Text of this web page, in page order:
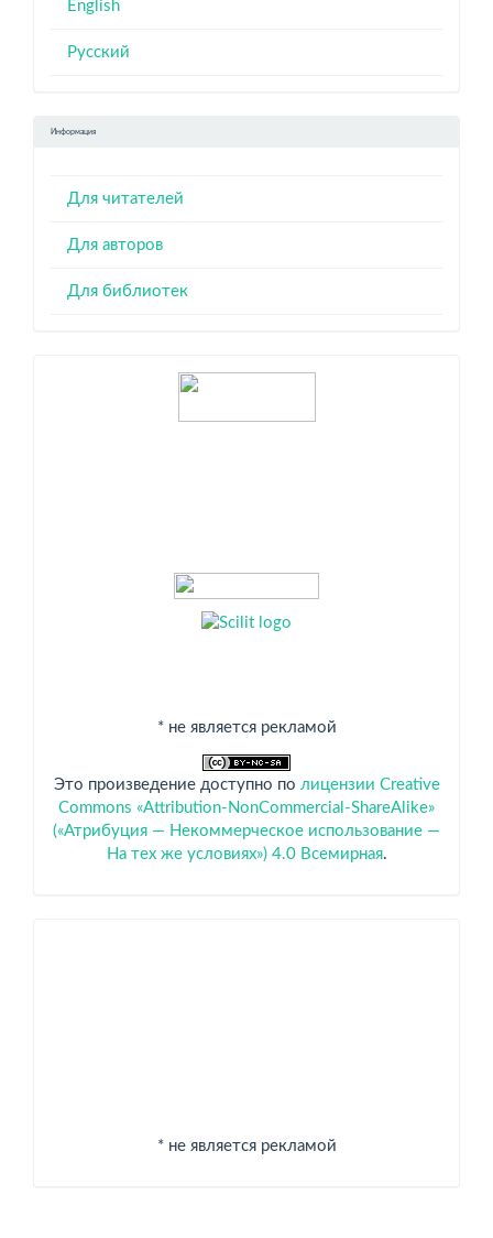
English
Русский
Информация
Для читателей
Для авторов
Для библиотек
* не является рекламой
Это произведение доступно по лицензии Creative
Commons «Attribution-NonCommercial-ShareAlike»
(«Атрибуция — Некоммерческое использование —
На тех же условиях») 4.0 Всемирная.
* не является рекламой